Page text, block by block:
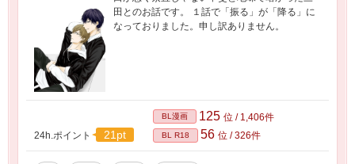
田とのお話です。 １話で「振る」が「降る」に
なっておりました。申し訳ありません。
24h.ポイント 21pt
BL漫画 125 位 / 1,406件
BL R18 56 位 / 326件